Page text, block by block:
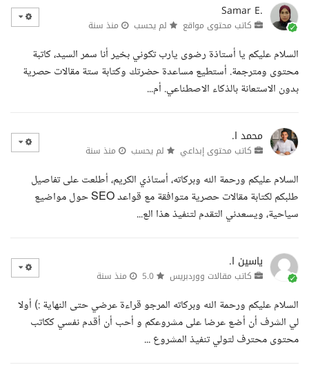
Samar E.
كاتب محتوى مواقع لم يحسب منذ سنة
السلام عليكم يا أستاذة رضوى يارب تكوني بخير أنا سمر السيد، كاتبة
محتوى ومترجمة. أستطيع مساعدة حضرتك وكتابة ستة مقالات حصرية
بدون الاستعانة بالذكاء الاصطناعي. أم...
محمد ا.
كاتب محتوى إبداعي لم يحسب منذ سنة
السلام عليكم ورحمة الله وبركاته، أستاذي الكريم، أطلعت على تفاصيل
طلبكم لكتابة مقالات حصرية متوافقة مع قواعد SEO حول مواضيع
سياحية، ويسعدني التقدم لتنفيذ هذا الع...
ياسين ا.
كاتب مقالات ووردبريس منذ سنة
السلام عليكم ورحمة الله وبركاته المرجو قراءة عرضي حتى النهاية :) أولا
لي الشرف أن أضع عرضا على مشروعكم و أحب أن أقدم نفسي ككاتب
محتوى محترف لتولي تنفيذ المشروع ...